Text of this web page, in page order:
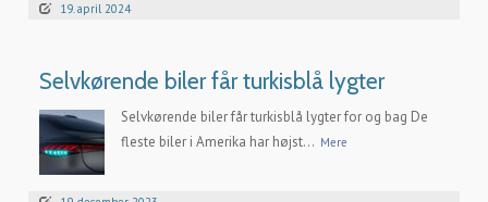
19. april 2024
Selvkørende biler får turkisblå lygter
Selvkørende biler får turkisblå lygter for og bag De
fleste biler i Amerika har højst... Mere